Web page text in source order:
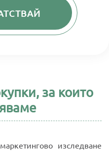
за които
изследване